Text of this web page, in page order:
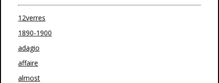
12verres
1890-1900
adagio
affaire
almost